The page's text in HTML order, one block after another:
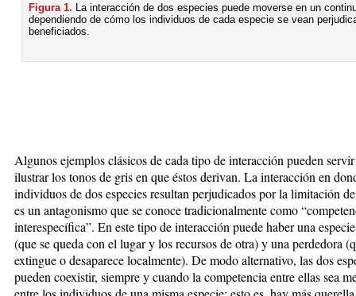
Figura 1.
La interacción de dos especies puede moverse en un
dependiendo de cómo los individuos de cada especie se vean
beneficiados.
Algunos ejemplos clásicos de cada tipo de interacción pueden
ilustrar los tonos de gris en que éstos derivan. La interacción en
individuos de dos especies resultan perjudicados por la limitación
es un antagonismo que se conoce tradicionalmente como
interespecífica”. En este tipo de interacción puede haber una
(que se queda con el lugar y los recursos de otra) y una perdedora
extingue o desaparece localmente). De modo alternativo, las dos
pueden coexistir, siempre y cuando la competencia entre ellas sea